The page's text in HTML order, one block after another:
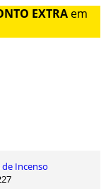
EXTRA em
de Incenso